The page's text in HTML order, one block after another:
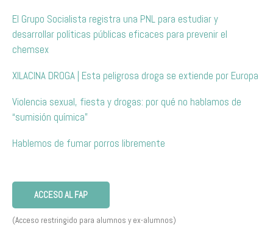
El Grupo Socialista registra una PNL para estudiar y
desarrollar políticas públicas eficaces para prevenir el
chemsex
XILACINA DROGA | Esta peligrosa droga se extiende por Europa
Violencia sexual, fiesta y drogas: por qué no hablamos de
“sumisión química”
Hablemos de fumar porros libremente
ACCESO AL FAP
(Acceso restringido para alumnos y ex-alumnos)